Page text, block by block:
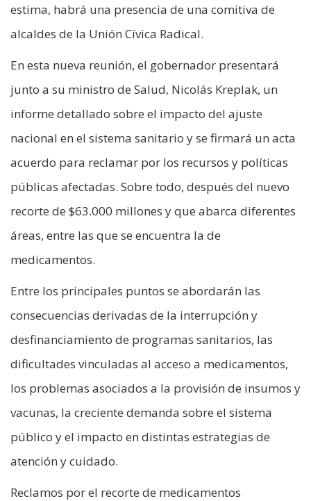
estima, habrá una presencia de una comitiva de
alcaldes de la Unión Cívica Radical.
En esta nueva reunión, el gobernador presentará
junto a su ministro de Salud, Nicolás Kreplak, un
informe detallado sobre el impacto del ajuste
nacional en el sistema sanitario y se firmará un acta
acuerdo para reclamar por los recursos y políticas
públicas afectadas. Sobre todo, después del nuevo
recorte de $63.000 millones y que abarca diferentes
áreas, entre las que se encuentra la de
medicamentos.
Entre los principales puntos se abordarán las
consecuencias derivadas de la interrupción y
desfinanciamiento de programas sanitarios, las
dificultades vinculadas al acceso a medicamentos,
los problemas asociados a la provisión de insumos y
vacunas, la creciente demanda sobre el sistema
público y el impacto en distintas estrategias de
atención y cuidado.
Reclamos por el recorte de medicamentos